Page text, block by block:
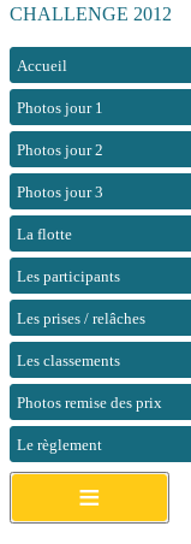
CHALLENGE 2012
Accueil
Photos jour 1
Photos jour 2
Photos jour 3
La flotte
Les participants
Les prises / relâches
Les classements
Photos remise des prix
Le règlement
≡